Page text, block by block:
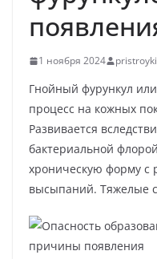
1 ноября 2024
Гнойный фурункул
процесс на кожных
Развивается
бактериальной
хроническую форму с
высыпаний. Тяжелые